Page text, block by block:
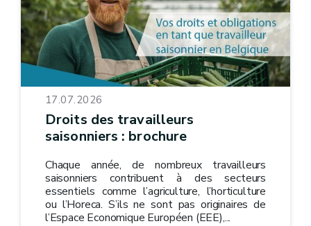
17.07.2026
Droits des travailleurs
saisonniers : brochure
Chaque année, de nombreux travailleurs
saisonniers contribuent à des secteurs
essentiels comme l’agriculture, l’horticulture
ou l’Horeca. S’ils ne sont pas originaires de
l’Espace Economique Européen (EEE),...